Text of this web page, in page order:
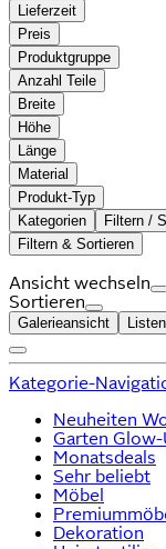
Lieferzeit
Preis
Produktgruppe
Anzahl Teile
Breite
Höhe
Länge
Material
Produkt-Typ
Kategorien
Filtern /
Filtern & Sortieren
Ansicht wechseln
Sortieren
Galerieansicht
Kategorie-
Neuheiten
Garten Glow-
Monatsdeals
Sehr beliebt
Möbel
Dekoration